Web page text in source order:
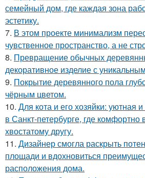
семейный дом, где каждая зона
эстетику.
7. В этом проекте минимализм
чувственное пространство, а не
8. Превращение обычных
декоративное изделие с
9. Покрытие деревянного пола
чёрным цветом.
10. Для кота и его хозяйки: уютная
в Санкт-петербурге, где комфортно
хвостатому другу.
11. Дизайнер смогла раскрыть
площади и вдохновиться
расположения дома.